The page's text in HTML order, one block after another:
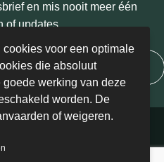
en mis nooit meer één
of updates.
| BE 0458.405.766
voor een optimale
die absoluut
werking van deze
worden. De
of weigeren.